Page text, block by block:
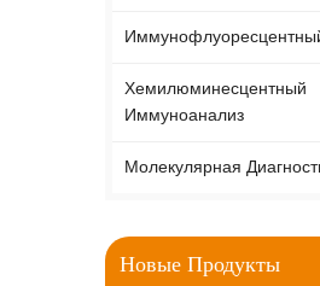
Хемилюминесцентный
Иммуноанализ
Молекулярная
Новые Продукты